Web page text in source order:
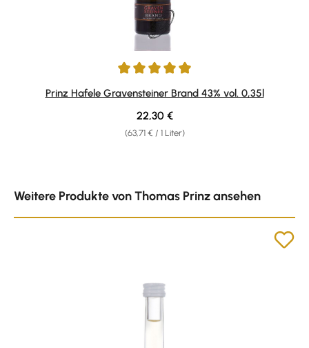
Durchschnittliche Bewertung von 5 von 5 Sternen
Prinz Hafele Gravensteiner Brand 43% vol. 0,35l
(63,71 € / 1 Liter)
Regulärer Preis:
22,30 €
Weitere Produkte von Thomas Prinz ansehen